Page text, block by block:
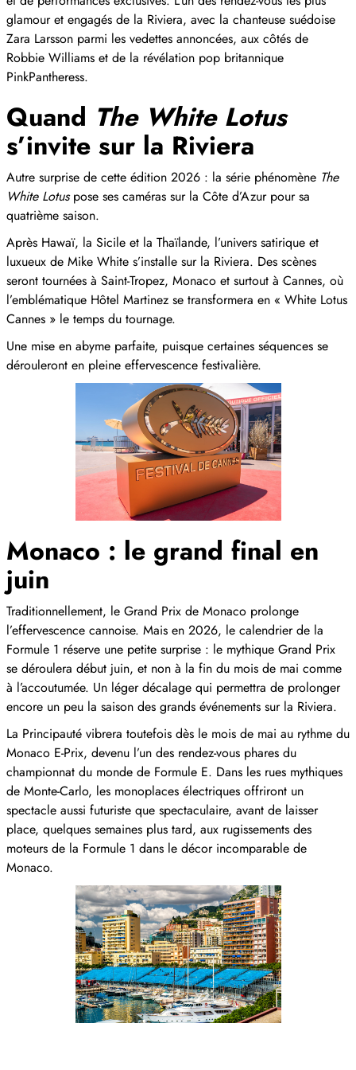
glamour et engagés de la Riviera, avec la chanteuse suédoise
Zara Larsson parmi les vedettes annoncées, aux côtés de
Robbie Williams et de la révélation pop britannique
PinkPantheress.
Quand The White Lotus
s’invite sur la Riviera
Autre surprise de cette édition 2026 : la série phénomène The
White Lotuspose ses caméras sur la Côte d’Azur pour sa
quatrième saison.
Après Hawaï, la Sicile et la Thaïlande, l’univers satirique et
luxueux de Mike White s’installe sur la Riviera. Des scènes
seront tournées à Saint-Tropez, Monaco et surtout à Cannes, où
l’emblématique Hôtel Martinez se transformera en « White Lotus
Cannes » le temps du tournage.
Une mise en abyme parfaite, puisque certaines séquences se
dérouleront en pleine effervescence festivalière.
Monaco : le grand final en
juin
Traditionnellement, le Grand Prix de Monaco prolonge
l’effervescence cannoise. Mais en 2026, le calendrier de la
Formule 1 réserve une petite surprise : le mythique Grand Prix
se déroulera début juin, et non à la fin du mois de mai comme
à l’accoutumée. Un léger décalage qui permettra de prolonger
encore un peu la saison des grands événements sur la Riviera.
La Principauté vibrera toutefois dès le mois de mai au rythme du
Monaco E-Prix, devenu l’un des rendez-vous phares du
championnat du monde de Formule E. Dans les rues mythiques
de Monte-Carlo, les monoplaces électriques offriront un
spectacle aussi futuriste que spectaculaire, avant de laisser
place, quelques semaines plus tard, aux rugissements des
moteurs de la Formule 1 dans le décor incomparable de
Monaco.